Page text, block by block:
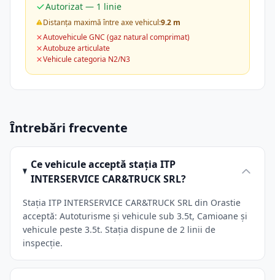
Autorizat — 1 linie
Distanța maximă între axe vehicul:9.2 m
Autovehicule GNC (gaz natural comprimat)
Autobuze articulate
Vehicule categoria N2/N3
Întrebări frecvente
Ce vehicule acceptă stația ITP
INTERSERVICE CAR&TRUCK SRL?
Stația ITP INTERSERVICE CAR&TRUCK SRL din Orastie
acceptă: Autoturisme și vehicule sub 3.5t, Camioane și
vehicule peste 3.5t. Stația dispune de 2 linii de
inspecție.